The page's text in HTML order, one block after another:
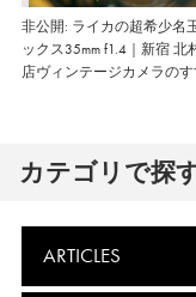
非公開: ライカの超希少名
ックス35mm f1.4｜新宿 北
店ヴィンテージカメラの
カテゴリで探
ARTICLES